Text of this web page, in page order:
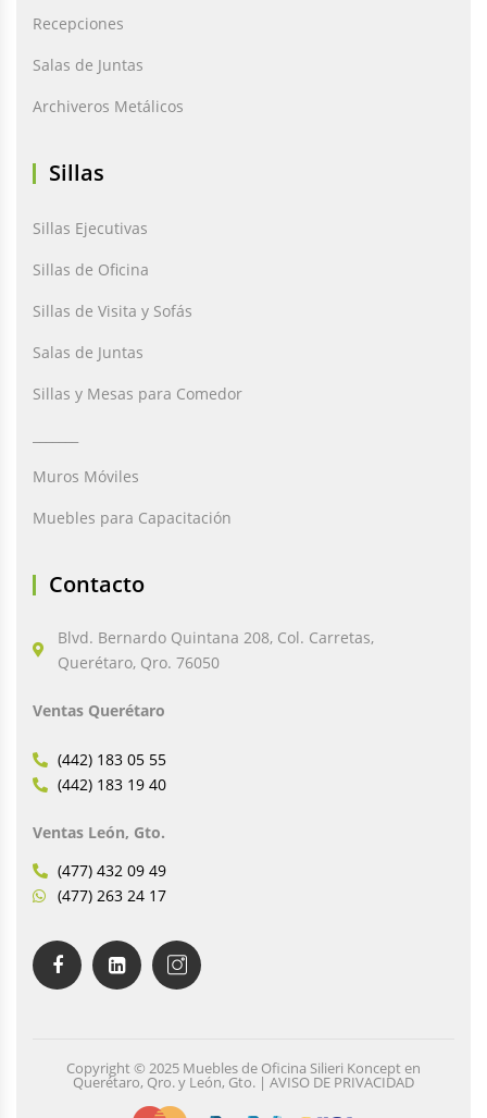
Recepciones
Salas de Juntas
Archiveros Metálicos
Sillas
Sillas Ejecutivas
Sillas de Oficina
Sillas de Visita y Sofás
Salas de Juntas
Sillas y Mesas para Comedor
Muros Móviles
Muebles para Capacitación
Contacto
Blvd. Bernardo Quintana 208, Col. Carretas,
Querétaro, Qro. 76050
Ventas Querétaro
(442) 183 05 55
(442) 183 19 40
Ventas León, Gto.
(477) 432 09 49
(477) 263 24 17
Copyright © 2025 Muebles de Oficina Silieri Koncept en
Querétaro, Qro. y León, Gto. | AVISO DE PRIVACIDAD